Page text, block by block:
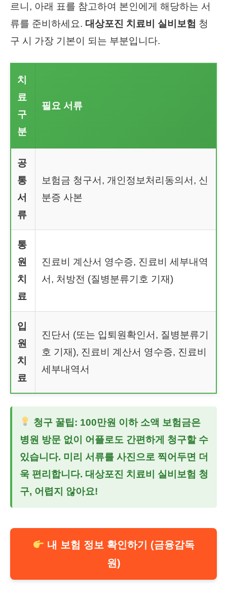
르니, 아래 표를 참고하여 본인에게 해당하는 서
류를 준비하세요. 대상포진 치료비 실비보험 청
구 시 가장 기본이 되는 부분입니다.
치
료
구
분
필요 서류
공
통
서
류
보험금 청구서, 개인정보처리동의서, 신
분증 사본
통
원
치
료
진료비 계산서 영수증, 진료비 세부내역
서, 처방전 (질병분류기호 기재)
입
원
치
료
진단서 (또는 입퇴원확인서, 질병분류기
호 기재), 진료비 계산서 영수증, 진료비
세부내역서
청구 꿀팁: 100만원 이하 소액 보험금은
병원 방문 없이 어플로도 간편하게 청구할 수
있습니다. 미리 서류를 사진으로 찍어두면 더
욱 편리합니다. 대상포진 치료비 실비보험 청
구, 어렵지 않아요!
내 보험 정보 확인하기 (금융감독
원)